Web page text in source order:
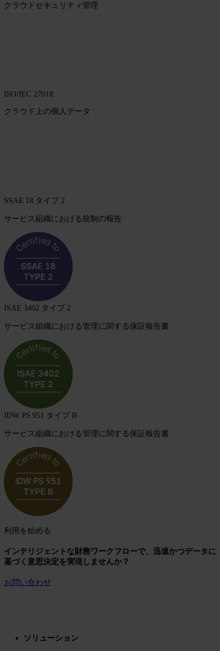
クラウドセキュリティ管理
ISO/IEC 27018
クラウド上の個人データ
SSAE 18 タイプ 2
サービス組織における統制の報告
ISAE 3402 タイプ 2
サービス組織における管理に関する保証報告書
IDW PS 951 タイプ B
サービス組織における管理に関する保証報告書
利用を始める
インテリジェントな財務ワークフローで、迅速かつデータに
基づく意思決定を実現しませんか？
お問い合わせ
ソリューション